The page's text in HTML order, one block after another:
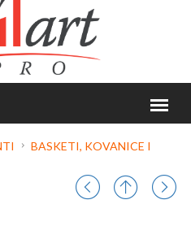
BASKETI, KOVANICE I